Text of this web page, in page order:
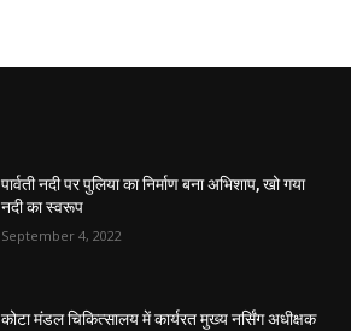
पार्वती नदी पर पुलिया का निर्माण बना अभिशाप, खो गया
नदी का स्वरूप
September 4, 2022
कोटा मंडल चिकित्सालय में कार्यरत मुख्य नर्सिंग अधीक्षक